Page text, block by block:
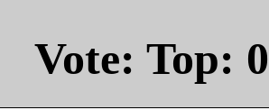
Vote: Top: 0